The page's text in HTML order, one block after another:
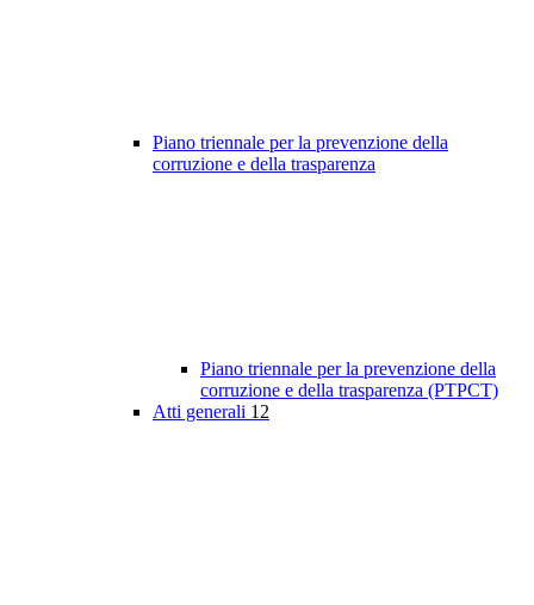
Piano triennale per la prevenzione della
corruzione e della trasparenza
Piano triennale per la prevenzione della
corruzione e della trasparenza (PTPCT)
Atti generali 12